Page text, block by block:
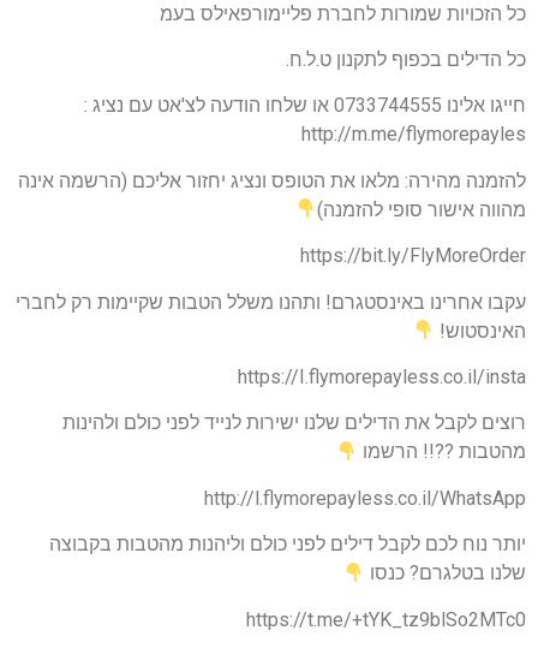
כל הזכויות שמורות לחברת פליימורפאילס בעמ
כל הדילים בכפוף לתקנון ט.ל.ח.
חייגו אלינו 0733744555 או שלחו הודעה לצ'אט עם נציג :
http://m.me/flymorepayles
להזמנה מהירה: מלאו את הטופס ונציג יחזור אליכם (הרשמה אינה
מהווה אישור סופי להזמנה)
https://bit.ly/FlyMoreOrder
עקבו אחרינו באינסטגרם! ותהנו משלל הטבות שקיימות רק לחברי
האינסטוש!
https://I.flymorepayless.co.il/insta
רוצים לקבל את הדילים שלנו ישירות לנייד לפני כולם ולהינות
מהטבות ??!! הרשמו
http://l.flymorepayless.co.il/WhatsApp
יותר נוח לכם לקבל דילים לפני כולם וליהנות מהטבות בקבוצה
שלנו בטלגרם? כנסו
https://t.me/+tYK_tz9blSo2MTc0